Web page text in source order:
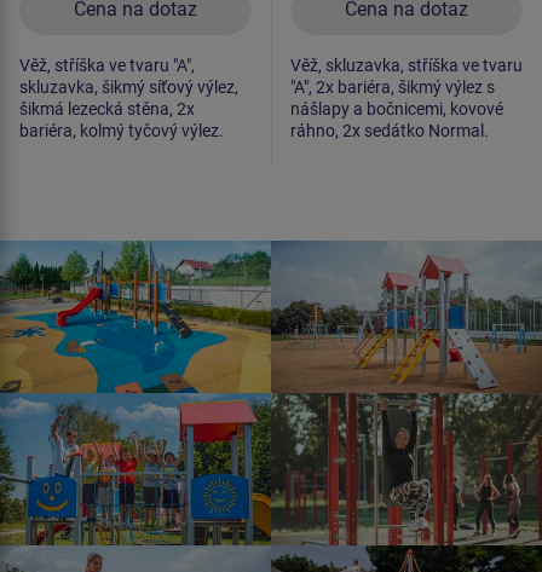
Cena na dotaz
Věž, stříška ve tvaru "A",
skluzavka, šikmý síťový výlez,
šikmá lezecká stěna, 2x
bariéra, kolmý tyčový výlez.
Cena na dotaz
Věž, skluzavka, stříška ve tvaru
"A", 2x bariéra, šikmý výlez s
nášlapy a bočnicemi, kovové
ráhno, 2x sedátko Normal.